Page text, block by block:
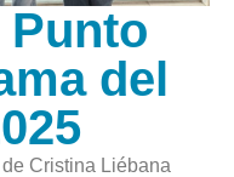
Punto
del
Cristina Liébana